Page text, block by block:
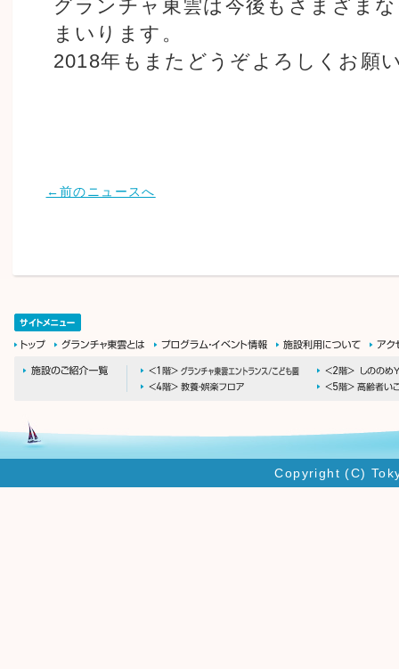
グランチャ東雲は今後もさまざま
まいります。
2018年もまたどうぞよろしくお願
←前のニュースへ
Copyright (C)